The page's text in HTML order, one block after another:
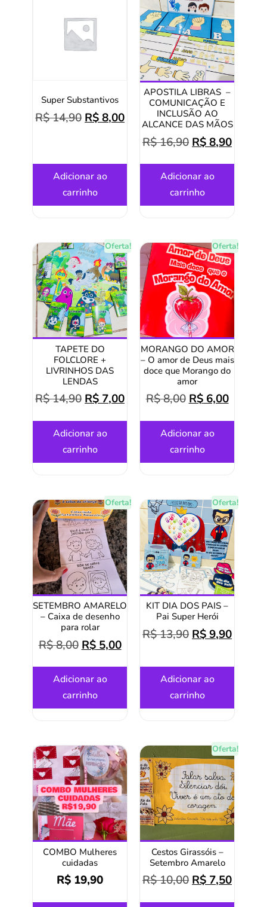
Super Substantivos
R$14,90 R$8,00
Adicionar ao
carrinho
APOSTILA LIBRAS –
COMUNICAÇÃO E
INCLUSÃO AO
ALCANCE DAS MÃOS
R$16,90 R$8,90
Adicionar ao
carrinho
Oferta!
TAPETE DO
FOLCLORE +
LIVRINHOS DAS
LENDAS
R$14,90R$7,00
Adicionar ao
carrinho
Oferta!
MORANGO DO AMOR
– O amor de Deus mais
doce que Morango do
amor
R$8,00R$6,00
Adicionar ao
carrinho
Oferta!
SETEMBRO AMARELO
– Caixa de desenho
para rolar
R$8,00 R$5,00
Adicionar ao
carrinho
Oferta!
KIT DIA DOS PAIS –
Pai Super Herói
R$13,90 R$9,90
Adicionar ao
carrinho
COMBO Mulheres
cuidadas
R$ 19,90
Oferta!
Cestos Girassóis –
Setembro Amarelo
R$10,00R$7,50